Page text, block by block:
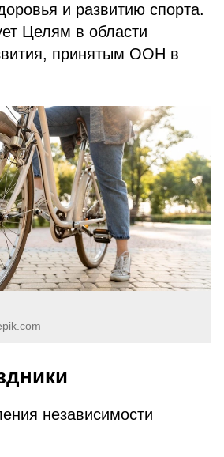
и развитию спорта.
Целям в области
принятым ООН в
независимости